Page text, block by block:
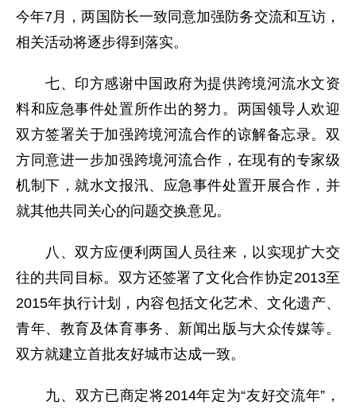
今年7月，两国防长一致同意加强防务交流和互访，
相关活动将逐步得到落实。
七、印方感谢中国政府为提供跨境河流水文资
料和应急事件处置所作出的努力。两国领导人欢迎
双方签署关于加强跨境河流合作的谅解备忘录。双
方同意进一步加强跨境河流合作，在现有的专家级
机制下，就水文报汛、应急事件处置开展合作，并
就其他共同关心的问题交换意见。
八、双方应便利两国人员往来，以实现扩大交
往的共同目标。双方还签署了文化合作协定2013至
2015年执行计划，内容包括文化艺术、文化遗产、
青年、教育及体育事务、新闻出版与大众传媒等。
双方就建立首批友好城市达成一致。
九、双方已商定将2014年定为“友好交流年”，